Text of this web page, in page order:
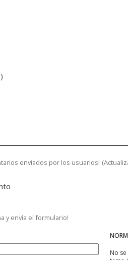
enviados por los usuarios! (
y envía el formulario!
No